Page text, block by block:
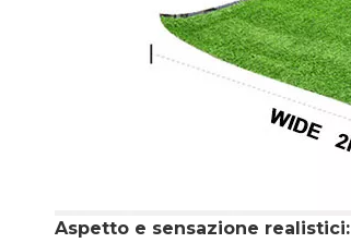
Aspetto e sensazione realistici: